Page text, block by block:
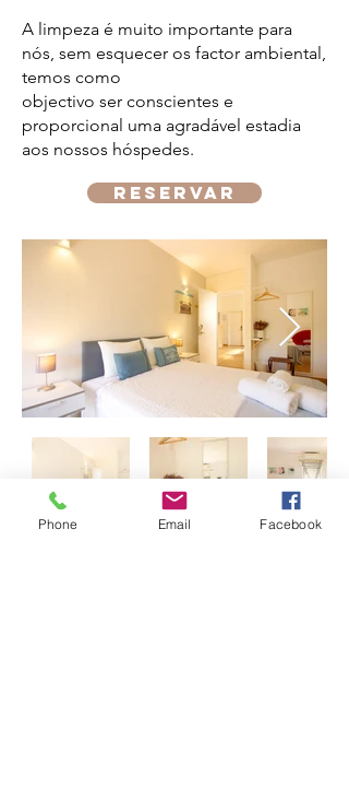
A limpeza é muito importante para
nós, sem esquecer os factor ambiental,
temos como
objectivo ser conscientes e
proporcional uma agradável estadia
aos nossos hóspedes.
reservar
Phone Email Facebook